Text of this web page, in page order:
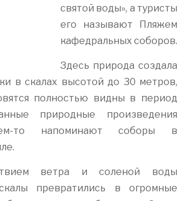
святой воды», а туристы
его называют Пляжем
кафедральных соборов.
Здесь природа создала
в скалах высотой до 30 метров,
полностью видны в период
природные произведения
то напоминают соборы в
ветра и соленой воды
превратились в огромные